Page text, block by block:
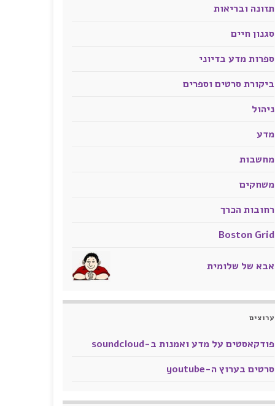
תזונה ובריאות
סגנון חיים
ספרות מדע בדיוני
ביקורת סרטים וספרים
ניהול
מדע
מחשבות
משחקים
רחובות הכרך
Boston Grid
אבא של שלומית
ערוצים
פודקאסטים על מדע ואמנות ב-soundcloud
סרטים בערוץ ה-youtube